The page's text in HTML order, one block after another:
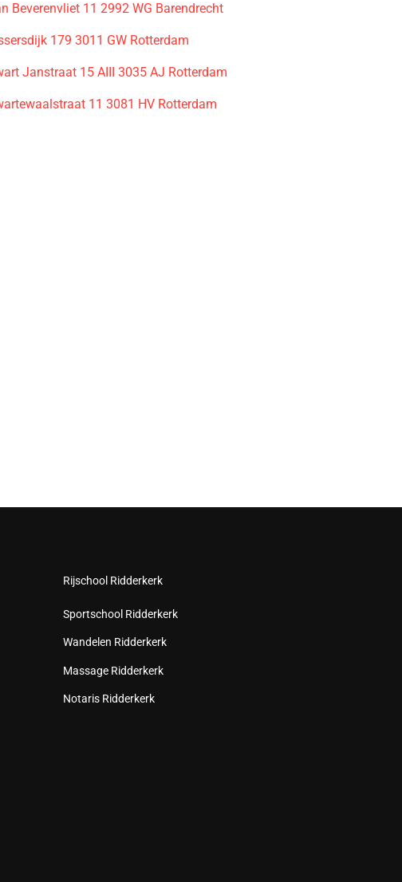
Beverenvliet 11 2992 WG Barendrecht
179 3011 GW Rotterdam
Janstraat 15 AIII 3035 AJ Rotterdam
11 3081 HV Rotterdam
Rijschool Ridderkerk
Sportschool Ridderkerk
Wandelen Ridderkerk
Massage Ridderkerk
Notaris Ridderkerk